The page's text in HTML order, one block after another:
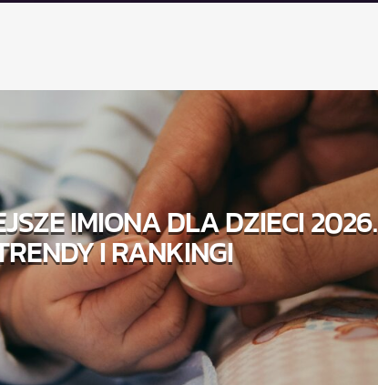
IMIONA DLA DZIECI 2026.
I RANKINGI